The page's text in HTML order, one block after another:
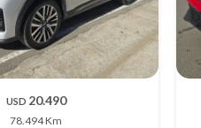
USD 20.490
78.494 Km